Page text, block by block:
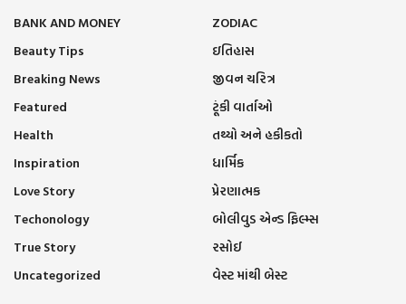
BANK AND MONEY
Beauty Tips
Breaking News
Featured
Health
Inspiration
Love Story
Techonology
True Story
Uncategorized
ZODIAC
ઇતિહાસ
જીવન ચરિત્ર
ટૂંકી વાર્તાઓ
તથ્યો અને હકીકતો
ધાર્મિક
પ્રેરણાત્મક
બોલીવુડ એન્ડ ફિલ્મ્સ
રસોઈ
વેસ્ટ માંથી બેસ્ટ